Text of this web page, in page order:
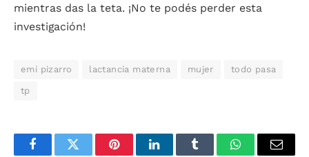
mientras das la teta. ¡No te podés perder esta
investigación!
emi pizarro lactancia materna mujer todo pasa
tp